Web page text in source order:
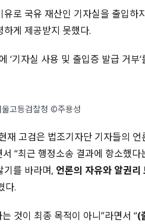
로 국유 재산인 기자실을 출입하
게 제공받지 못했다.
‘기자실 사용 및 출입증 발급 거부
울고등검찰청 ©주용성
재 고검은 법조기자단 기자들의
“최근 행정소송 결과에 항소했
기를 바라며, 언론의 자유와 알권리
다.
것이 최종 목적이 아니”라면서 “(